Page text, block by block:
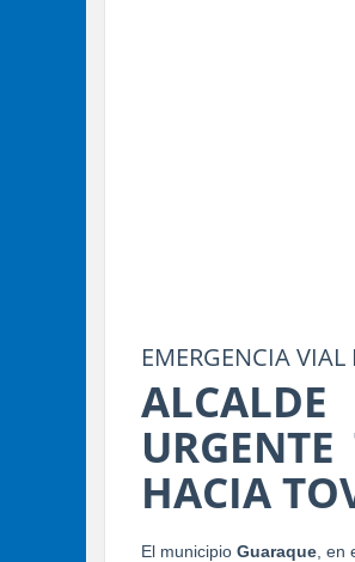
EMERGENCIA
HACIA
El municipio Guaraque ,